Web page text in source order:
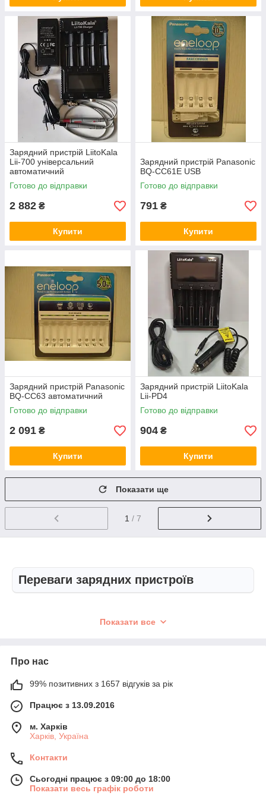
комплектом акумуляторів
Функціональне зарядний пристрій забезпечує зарядку
акумуляторів типу АА приблизно протягом 7 годин (2000
mAh) і акумуляторів ААА приблизно 6 годин (800 mAh).
Зарядний пристрій LiitoKala
Lii-700 універсальний
автоматичний
Готово до відправки
2 882 ₴
Купити
Зарядний пристрій Panasonic
BQ-CC61E USB
Готово до відправки
791 ₴
Купити
Зарядний пристрій Panasonic
BQ-CC63 автоматичний
Готово до відправки
2 091 ₴
Купити
Зарядний пристрій LiitoKala
Lii-PD4
Готово до відправки
904 ₴
Купити
Показати ще
1 / 7
Переваги зарядних пристроїв
Пропонуємо виключно
пристрої від провідних
Liitokala, Nitecore, Efest,
Panasonic, SkyRC,
OPUS, Bossman та ін. В
заряду всіх типів
акумуляторних батарей.
магазином ціни одні з
офіційних представників.
Можемо запропонувати
Показати все
Про нас
99% позитивних з 1657 відгуків за рік
Працює з 13.09.2016
м. Харків
Харків, Україна
Контакти
Сьогодні працює з 09:00 до 18:00
Показати весь графік роботи